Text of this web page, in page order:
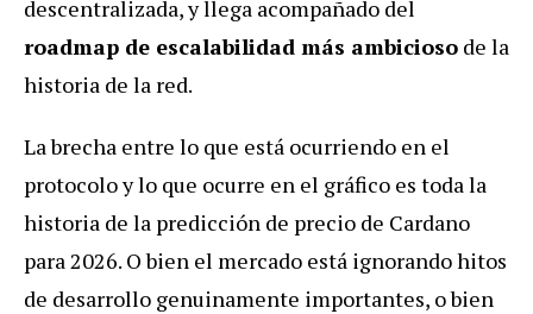
descentralizada, y llega acompañado del
roadmap de escalabilidad más ambicioso de la
historia de la red.
La brecha entre lo que está ocurriendo en el
protocolo y lo que ocurre en el gráfico es toda la
historia de la predicción de precio de Cardano
para 2026. O bien el mercado está ignorando hitos
de desarrollo genuinamente importantes, o bien